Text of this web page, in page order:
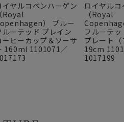
イヤルコペンハーゲン
（Royal
） ブルー
ルーテッド プレイン
ーヒーカップ＆ソーサ
160ml 1101071／
ロイヤル
（Royal
フルーテ
プレート
19cm
1017199